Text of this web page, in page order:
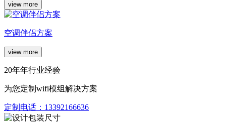
view more
空调伴侣方案
view more
20年年行业经验
为您定制wifi模组解决方案
定制电话： 13392166636